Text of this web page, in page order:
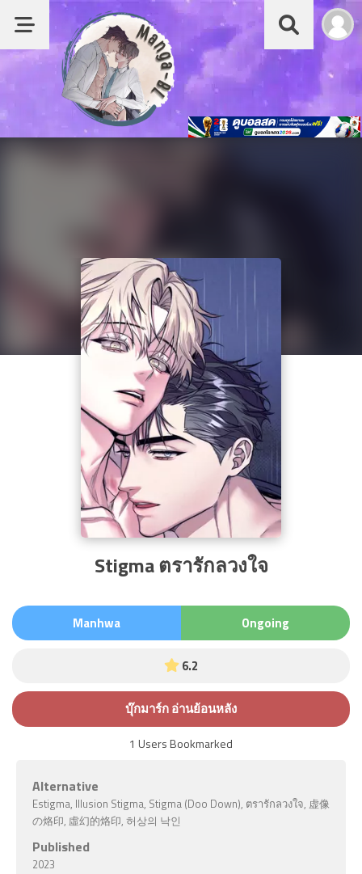
หน้าแรก
รายชื่อมังงะ Boy love
หมวด
มังงะเกาหลี
อ่านย้อนหลัง
อ่านนิยายวาย
อ่านมังงะ
Stigma ตรารักลวงใจ
Manhwa Ongoing
6.2
บุ๊กมาร์ก อ่านย้อนหลัง
1 Users Bookmarked
Alternative
Estigma, Illusion Stigma, Stigma (Doo Down), ตรารักลวงใจ, 虚像
の烙印, 虛幻的烙印, 허상의 낙인
Published
2023